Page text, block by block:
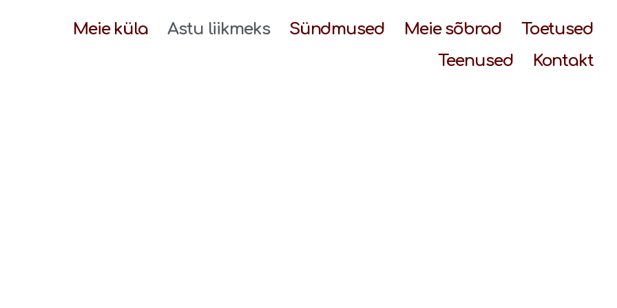
Meie küla Astu liikmeks Sündmused Meie sõbrad
Toetused
Teenused
Kontakt